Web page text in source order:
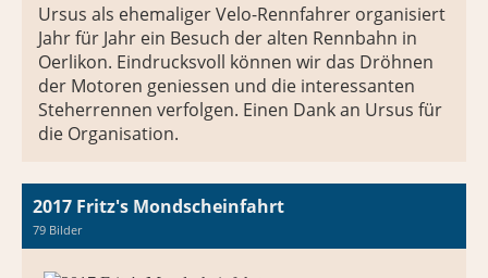
Ursus als ehemaliger Velo-Rennfahrer organisiert
Jahr für Jahr ein Besuch der alten Rennbahn in
Oerlikon. Eindrucksvoll können wir das Dröhnen
der Motoren geniessen und die interessanten
Steherrennen verfolgen. Einen Dank an Ursus für
die Organisation.
2017 Fritz's Mondscheinfahrt
79 Bilder